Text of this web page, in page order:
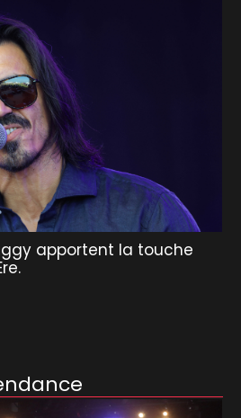
apportent la touche